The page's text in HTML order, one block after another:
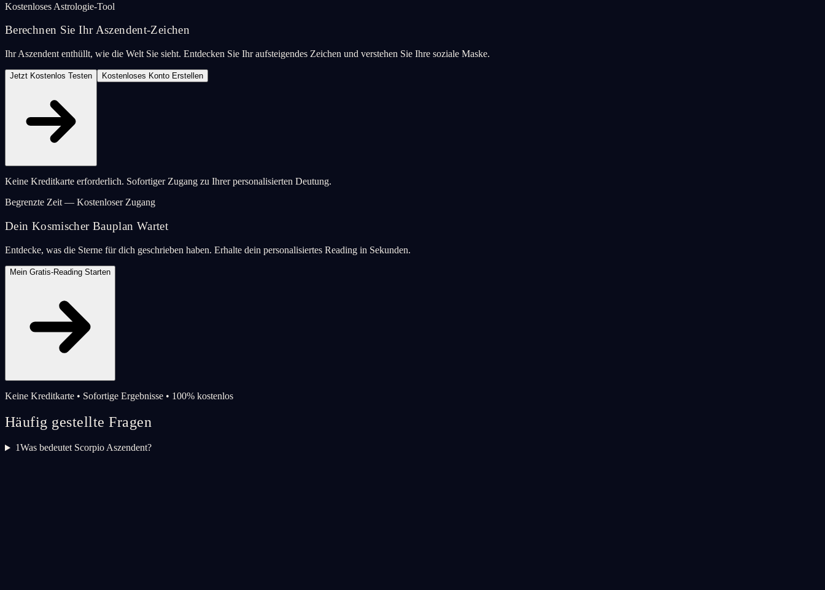
Kostenloses Astrologie-Tool
Berechnen Sie Ihr Aszendent-Zeichen
Ihr Aszendent enthüllt, wie die Welt Sie sieht. Entdecken Sie Ihr aufsteigendes Zeichen und verstehen Sie Ihre soziale Maske.
Jetzt Kostenlos Testen Kostenloses Konto Erstellen
Keine Kreditkarte erforderlich. Sofortiger Zugang zu Ihrer personalisierten Deutung.
Begrenzte Zeit — Kostenloser Zugang
Dein Kosmischer Bauplan Wartet
Entdecke, was die Sterne für dich geschrieben haben. Erhalte dein personalisiertes Reading in Sekunden.
Mein Gratis-Reading Starten
Keine Kreditkarte • Sofortige Ergebnisse • 100% kostenlos
Häufig gestellte Fragen
1Was bedeutet Scorpio Aszendent?